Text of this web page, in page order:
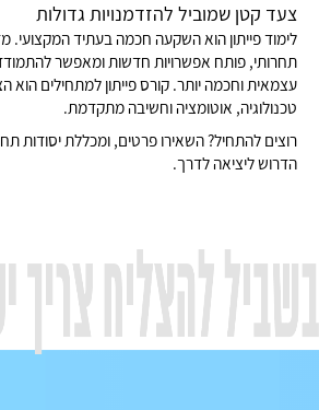
צעד קטן שמוביל להזדמנויות גדולות
לימוד פייתון הוא השקעה חכמה בעתיד המקצועי.
תחרותי, פותח אפשרויות חדשות ומאפשר
עצמאית וחכמה יותר. קורס פייתון למתחילים הוא
טכנולוגיה, אוטומציה וחשיבה מתקדמת.
רוצים להתחיל? השאירו פרטים, ומכללת יסודות
הדרוש ליציאה לדרך.